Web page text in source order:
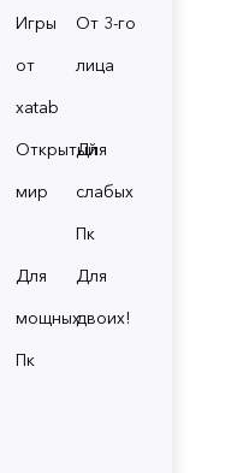
Игры
от
xatab
От 3-го
лица
Открытый
мир
Для
слабых
Пк
Для
мощных
Пк
Для
двоих!